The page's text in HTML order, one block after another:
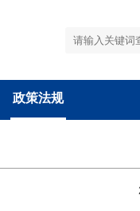
政策法规